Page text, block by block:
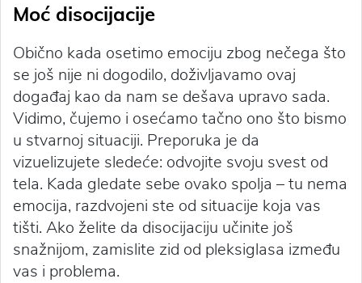
Moć disocijacije
Obično kada osetimo emociju zbog nečega što
se još nije ni dogodilo, doživljavamo ovaj
događaj kao da nam se dešava upravo sada.
Vidimo, čujemo i osećamo tačno ono što bismo
u stvarnoj situaciji. Preporuka je da
vizuelizujete sledeće: odvojite svoju svest od
tela. Kada gledate sebe ovako spolja – tu nema
emocija, razdvojeni ste od situacije koja vas
tišti. Ako želite da disocijaciju učinite još
snažnijom, zamislite zid od pleksiglasa između
vas i problema.